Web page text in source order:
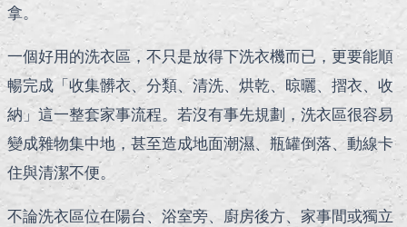
拿。
一個好用的洗衣區，不只是放得下洗衣機而已，更要能順
暢完成「收集髒衣、分類、清洗、烘乾、晾曬、摺衣、收
納」這一整套家事流程。若沒有事先規劃，洗衣區很容易
變成雜物集中地，甚至造成地面潮濕、瓶罐倒落、動線卡
住與清潔不便。
不論洗衣區位在陽台、浴室旁、廚房後方、家事間或獨立